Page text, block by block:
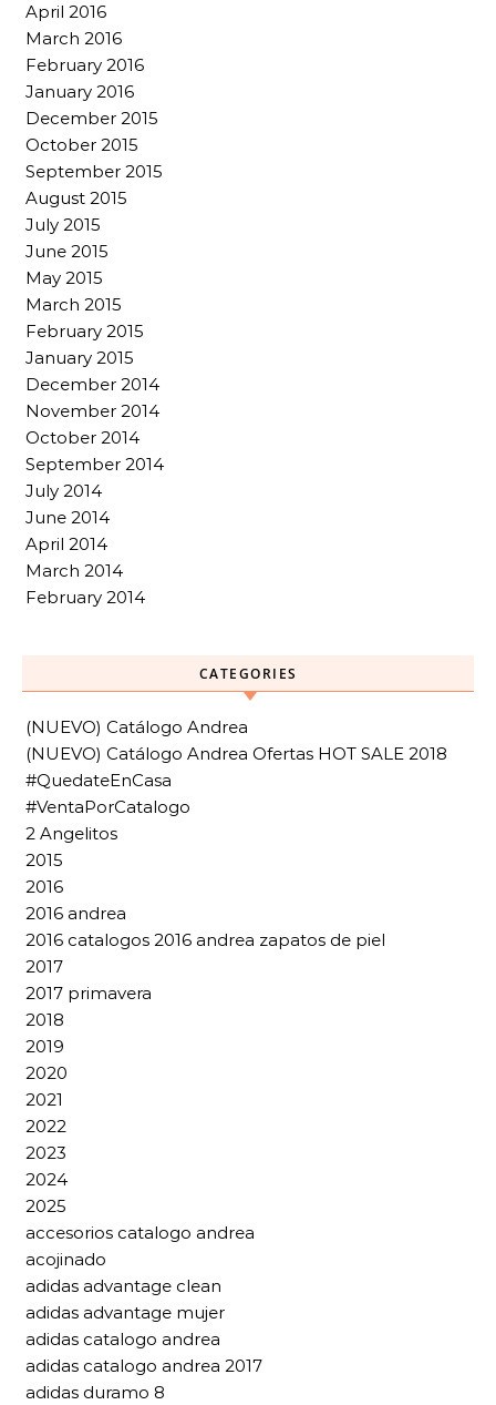
April 2016
March 2016
February 2016
January 2016
December 2015
October 2015
September 2015
August 2015
July 2015
June 2015
May 2015
March 2015
February 2015
January 2015
December 2014
November 2014
October 2014
September 2014
July 2014
June 2014
April 2014
March 2014
February 2014
CATEGORIES
(NUEVO) Catálogo Andrea
(NUEVO) Catálogo Andrea Ofertas HOT SALE 2018
#QuedateEnCasa
#VentaPorCatalogo
2 Angelitos
2015
2016
2016 andrea
2016 catalogos 2016 andrea zapatos de piel
2017
2017 primavera
2018
2019
2020
2021
2022
2023
2024
2025
accesorios catalogo andrea
acojinado
adidas advantage clean
adidas advantage mujer
adidas catalogo andrea
adidas catalogo andrea 2017
adidas duramo 8